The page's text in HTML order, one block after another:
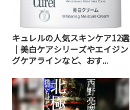
キュレルの人気スキンケア12選
｜美白ケアシリーズやエイジン
グケアラインなど、おす...